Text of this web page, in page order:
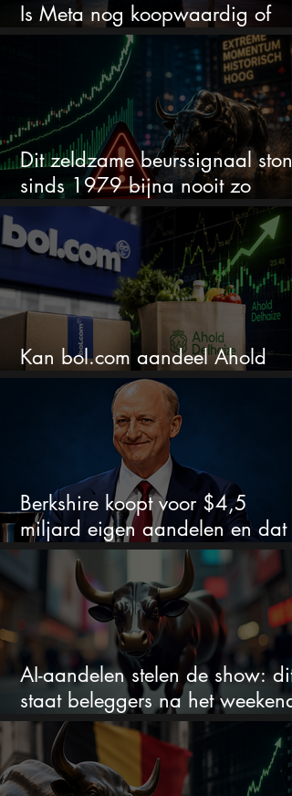
Is Meta nog koopwaardig of
wordt het tijd om te verkopen?
Dit zeldzame beurssignaal stond
sinds 1979 bijna nooit zo
extreem
Kan bol.com aandeel Ahold
nieuw leven inblazen?
Berkshire koopt voor $4,5
miljard eigen aandelen en dat
zegt veel over de waardering
AI-aandelen stelen de show: dit
staat beleggers na het weekend
te wachten